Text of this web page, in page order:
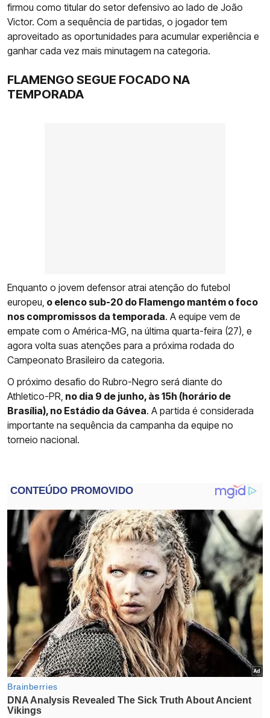
firmou como titular do setor defensivo ao lado de João
Victor. Com a sequência de partidas, o jogador tem
aproveitado as oportunidades para acumular experiência e
ganhar cada vez mais minutagem na categoria.
FLAMENGO SEGUE FOCADO NA
TEMPORADA
Enquanto o jovem defensor atrai atenção do futebol
europeu, o elenco sub-20 do Flamengo mantém o foco
nos compromissos da temporada. A equipe vem de
empate com o América-MG, na última quarta-feira (27), e
agora volta suas atenções para a próxima rodada do
Campeonato Brasileiro da categoria.
O próximo desafio do Rubro-Negro será diante do
Athletico-PR, no dia 9 de junho, às 15h (horário de
Brasília), no Estádio da Gávea. A partida é considerada
importante na sequência da campanha da equipe no
torneio nacional.